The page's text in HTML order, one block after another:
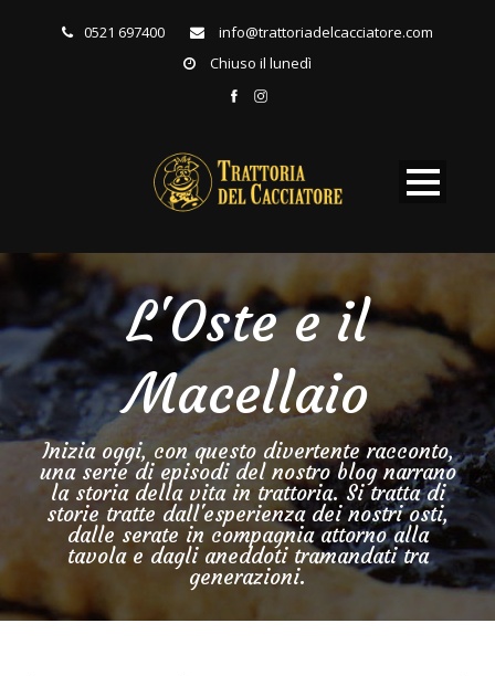
0521 697400
info@trattoriadelcacciatore.com
Chiuso il lunedì
L'Oste e il
Macellaio
Inizia oggi, con questo divertente racconto,
una serie di episodi del nostro blog narrano
la storia della vita in trattoria. Si tratta di
storie tratte dall'esperienza dei nostri osti,
dalle serate in compagnia attorno alla
tavola e dagli aneddoti tramandati tra
generazioni.